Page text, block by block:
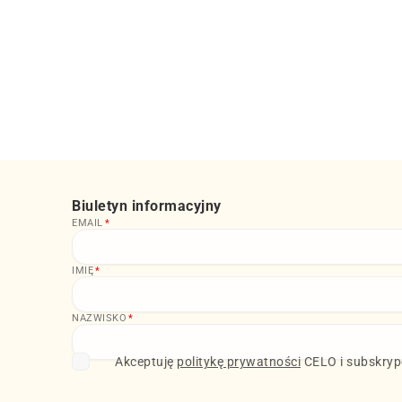
Biuletyn informacyjny
EMAIL *
IMIĘ*
NAZWISKO *
Akceptuję politykę prywatności CELO i